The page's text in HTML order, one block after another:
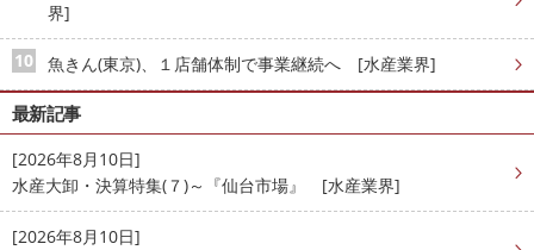
界]
魚きん(東京)、１店舗体制で事業継続へ [水産業界]
最新記事
[2026年8月10日]
水産大卸・決算特集(７)～『仙台市場』 [水産業界]
[2026年8月10日]